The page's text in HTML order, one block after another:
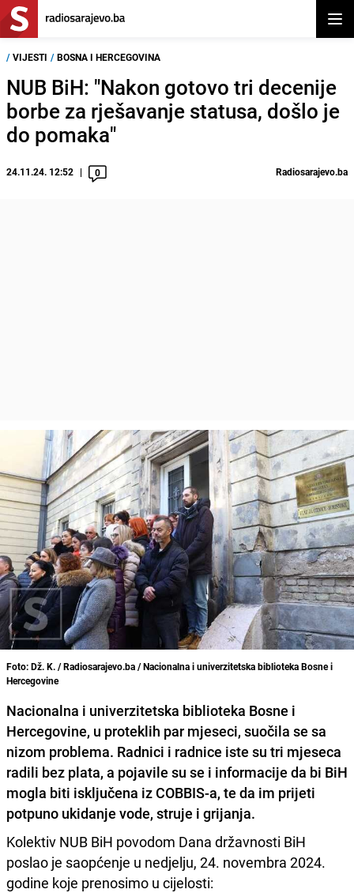
/ VIJESTI / BOSNA I HERCEGOVINA
NUB BiH: "Nakon gotovo tri decenije
borbe za rješavanje statusa, došlo je
do pomaka"
24.11.24. 12:52 0 Radiosarajevo.ba
Foto: Dž. K. / Radiosarajevo.ba / Nacionalna i univerzitetska biblioteka Bosne i
Hercegovine
Nacionalna i univerzitetska biblioteka Bosne i
Hercegovine, u proteklih par mjeseci, suočila se sa
nizom problema. Radnici i radnice iste su tri mjeseca
radili bez plata, a pojavile su se i informacije da bi BiH
mogla biti isključena iz COBBIS-a, te da im prijeti
potpuno ukidanje vode, struje i grijanja.
Kolektiv NUB BiH povodom Dana državnosti BiH
poslao je saopćenje u nedjelju, 24. novembra 2024.
godine koje prenosimo u cijelosti: